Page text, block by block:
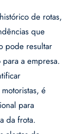
de rotas,
que
pode resultar
a empresa.
é
para
da frota.